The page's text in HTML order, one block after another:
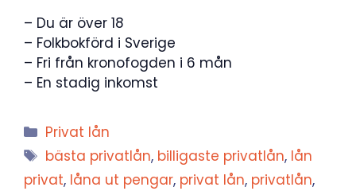
– Du är över 18
– Folkbokförd i Sverige
– Fri från kronofogden i 6 mån
– En stadig inkomst
Kategorier
Privat lån
Etiketter
bästa privatlån, billigaste privatlån, lån
privat, låna ut pengar, privat lån, privatlån,